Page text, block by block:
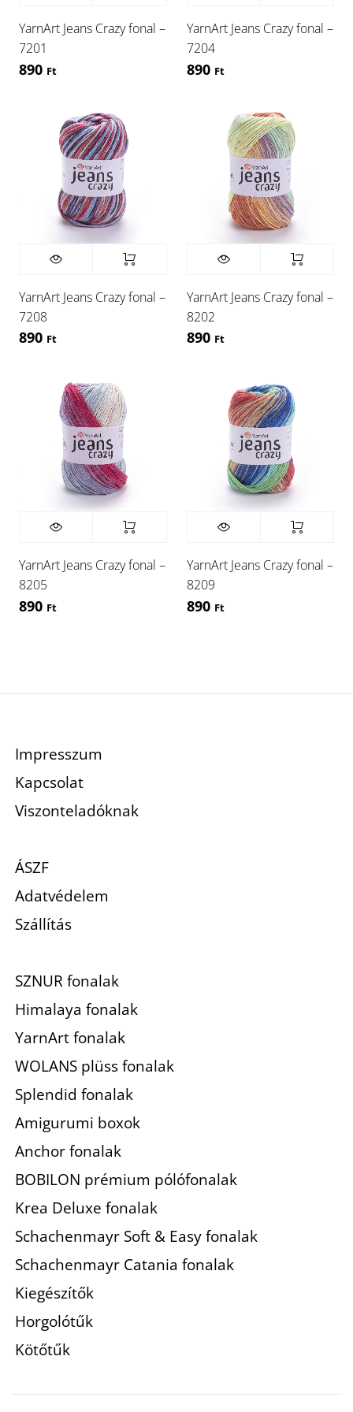
YarnArt Jeans Crazy fonal –
7201
890 Ft
YarnArt Jeans Crazy fonal –
7204
890 Ft
YarnArt Jeans Crazy fonal –
7208
890 Ft
YarnArt Jeans Crazy fonal –
8202
890 Ft
YarnArt Jeans Crazy fonal –
8205
890 Ft
YarnArt Jeans Crazy fonal –
8209
890 Ft
Impresszum
Kapcsolat
Viszonteladóknak
ÁSZF
Adatvédelem
Szállítás
SZNUR fonalak
Himalaya fonalak
YarnArt fonalak
WOLANS plüss fonalak
Splendid fonalak
Amigurumi boxok
Anchor fonalak
BOBILON prémium pólófonalak
Krea Deluxe fonalak
Schachenmayr Soft & Easy fonalak
Schachenmayr Catania fonalak
Kiegészítők
Horgolótűk
Kötőtűk